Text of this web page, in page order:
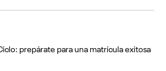
prepárate para una matrícula exitosa